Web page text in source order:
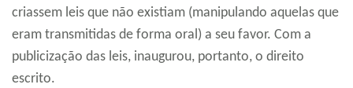
criassem leis que não existiam (manipulando aquelas que
eram transmitidas de forma oral) a seu favor. Com a
publicização das leis, inaugurou, portanto, o direito
escrito.